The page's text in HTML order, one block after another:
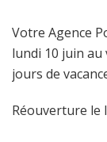
Votre Agence
lundi 10 juin
jours de
Réouverture le